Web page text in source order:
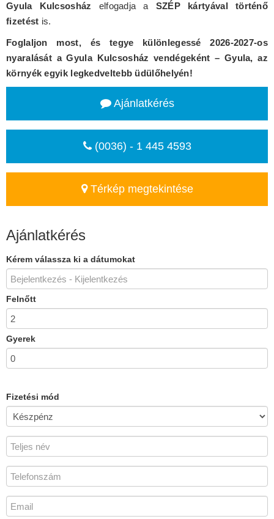
Gyula Kulcsosház elfogadja a SZÉP kártyával történő
fizetést is.
Foglaljon most, és tegye különlegessé 2026-2027-os
nyaralását a Gyula Kulcsosház vendégeként – Gyula, az
környék egyik legkedveltebb üdülőhelyén!
Ajánlatkérés
(0036) - 1 445 4593
Térkép megtekintése
Ajánlatkérés
Kérem válassza ki a dátumokat
Felnőtt
Gyerek
Fizetési mód